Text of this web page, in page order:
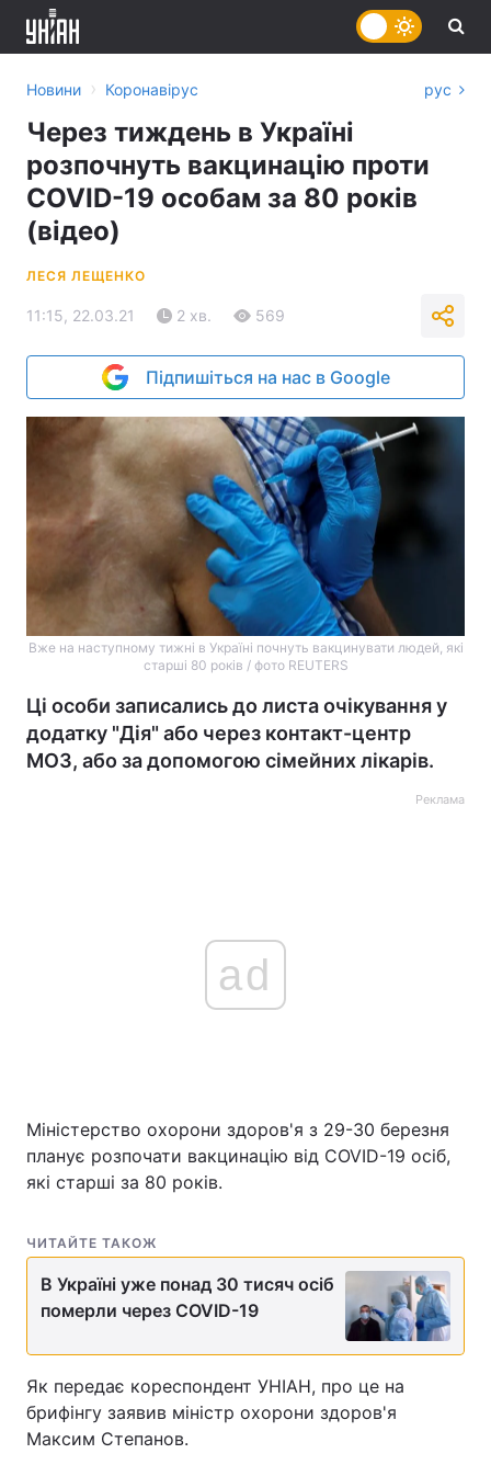
Україна Політика
Економіка
Зброя
Цікавинки Погода
Новини › Коронавірус рус
Через тиждень в Україні
розпочнуть вакцинацію проти
COVID-19 особам за 80 років
(відео)
ЛЕСЯ ЛЕЩЕНКО
11:15, 22.03.21 2 хв. 569
Підпишіться на нас в Google
Вже на наступному тижні в Україні почнуть вакцинувати людей, які
старші 80 років / фото REUTERS
Ці особи записались до листа очікування у
додатку "Дія" або через контакт-центр
МОЗ, або за допомогою сімейних лікарів.
Реклама
ad
Міністерство охорони здоров'я з 29-30 березня
планує розпочати вакцинацію від COVID-19 осіб,
які старші за 80 років.
ЧИТАЙТЕ ТАКОЖ
В Україні уже понад 30 тисяч осіб
померли через COVID-19
Як передає кореспондент УНІАН, про це на
брифінгу заявив міністр охорони здоров'я
Максим Степанов.